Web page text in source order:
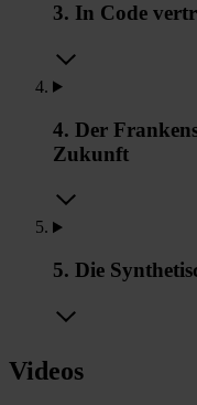
3. In Code
4. Der
Zukunft
5. Die
Videos